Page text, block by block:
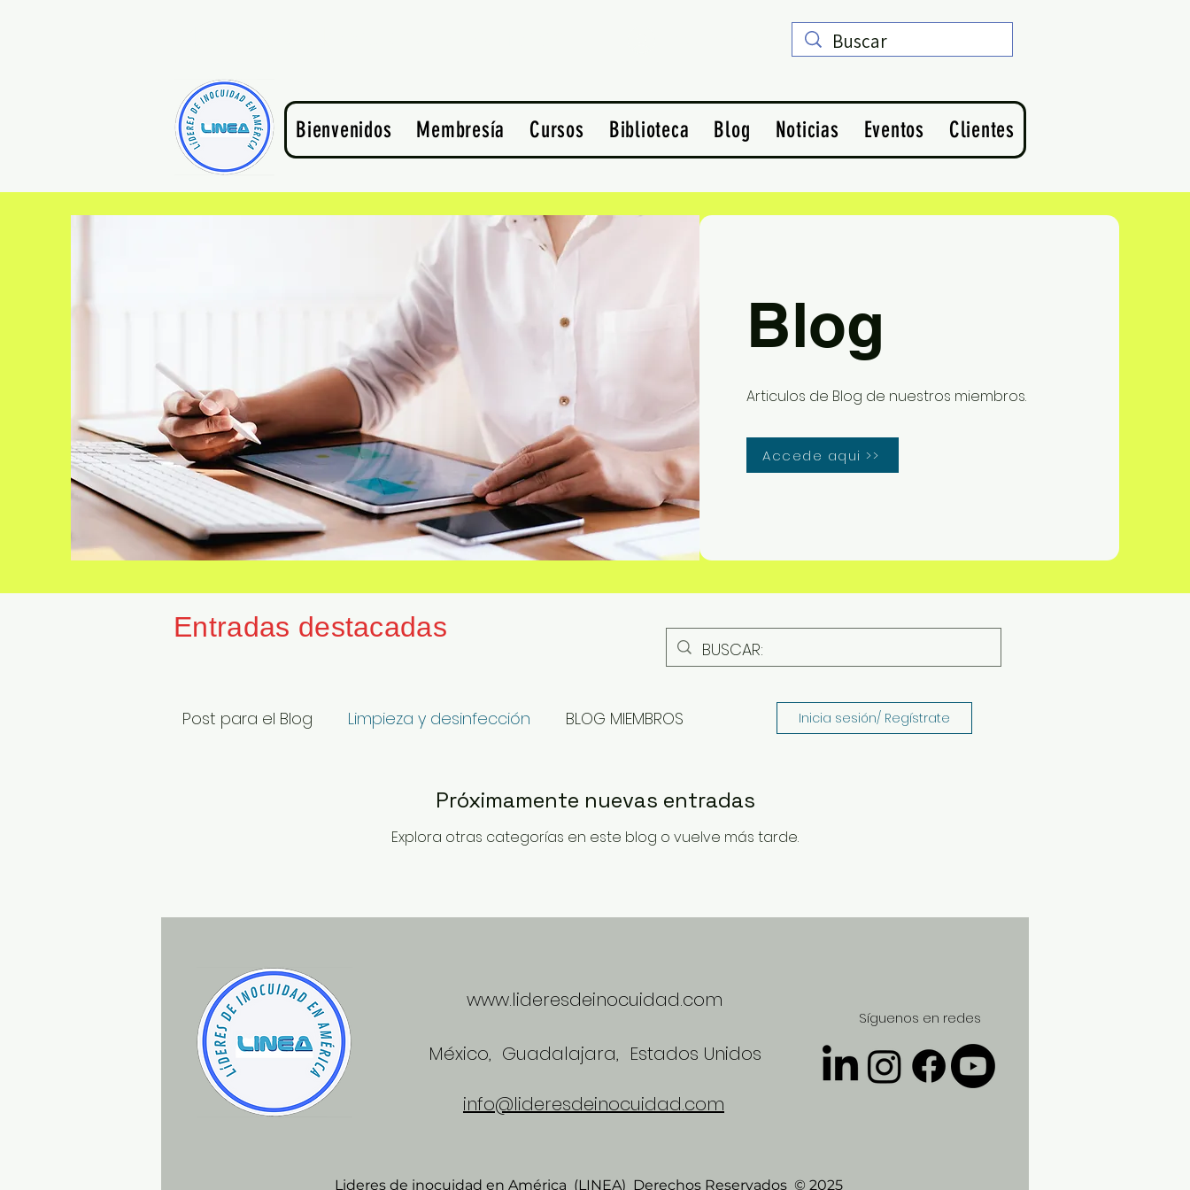
Bienvenidos Membresía Cursos Biblioteca Blog Noticias Eventos Clientes
Blog
Articulos de Blog de nuestros miembros.
Accede aqui >>
Entradas destacadas
Post para el Blog Limpieza y desinfección BLOG MIEMBROS
Programas de Prerrequisitos
Inicia sesión/ Regístrate
Próximamente nuevas entradas
Explora otras categorías en este blog o vuelve más tarde.
www.lideresdeinocuidad.com
Síguenos en redes
info@lideresdeinocuidad.com
Lideres de inocuidad en América (LINEA) Derechos Reservados © 2025
México, Guadalajara, Estados Unidos